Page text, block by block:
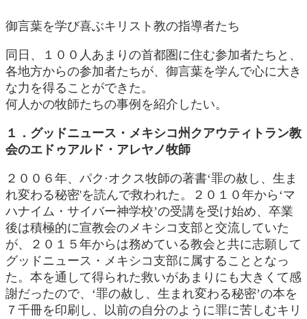
御言葉を学び喜ぶキリスト教の指導者たち
同日、１００人あまりの首都圏に住む参加者たちと、
各地方からの参加者たちが、御言葉を学んで心に大き
な力を得ることができた。
何人かの牧師たちの事例を紹介したい。
１．グッドニュース・メキシコ州クアウティトラン教
会のエドゥアルド・アレヤノ牧師
２００６年、パク·オクス牧師の著書‘罪の赦し、生ま
れ変わる秘密'を読んで救われた。２０１０年から‘マ
ハナイム・サイバー神学校’の受講を受け始め、卒業
後は積極的に宣教会のメキシコ支部と交流していた
が、２０１５年からは務めている教会と共に志願して
グッドニュース・メキシコ支部に属することとなっ
た。本を通して得られた救いがあまりにも大きくて感
謝だったので、‘罪の赦し、生まれ変わる秘密’の本を
７千冊を印刷し、以前の自分のように罪に苦しむキリ